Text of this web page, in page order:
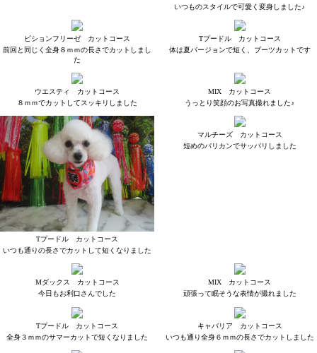
いつものスタイルで可愛く変身しました♪
ビションフリーゼ カットコース
前回と同じく全身８ｍｍの長さでカットしまし
た
Tプードル カットコース
体は夏バージョンで短く、ブーツカットです
ウエスティ カットコース
８ｍｍでカットしてスッキリしました
MIX カットコース
うっとり笑顔のお写真撮れました♪
Tプードル カットコース
いつも通りの長さでカットして短くなりました
マルチーズ カットコース
短めのバリカンでサッパリしました
Mダックス カットコース
今日もお利口さんでした
MIX カットコース
頑張って眠そうな表情が撮れました
Tプードル カットコース
全身３ｍｍのサマーカットで短くなりました
キャバリア カットコース
いつも通り全身６ｍｍの長さでカットしました